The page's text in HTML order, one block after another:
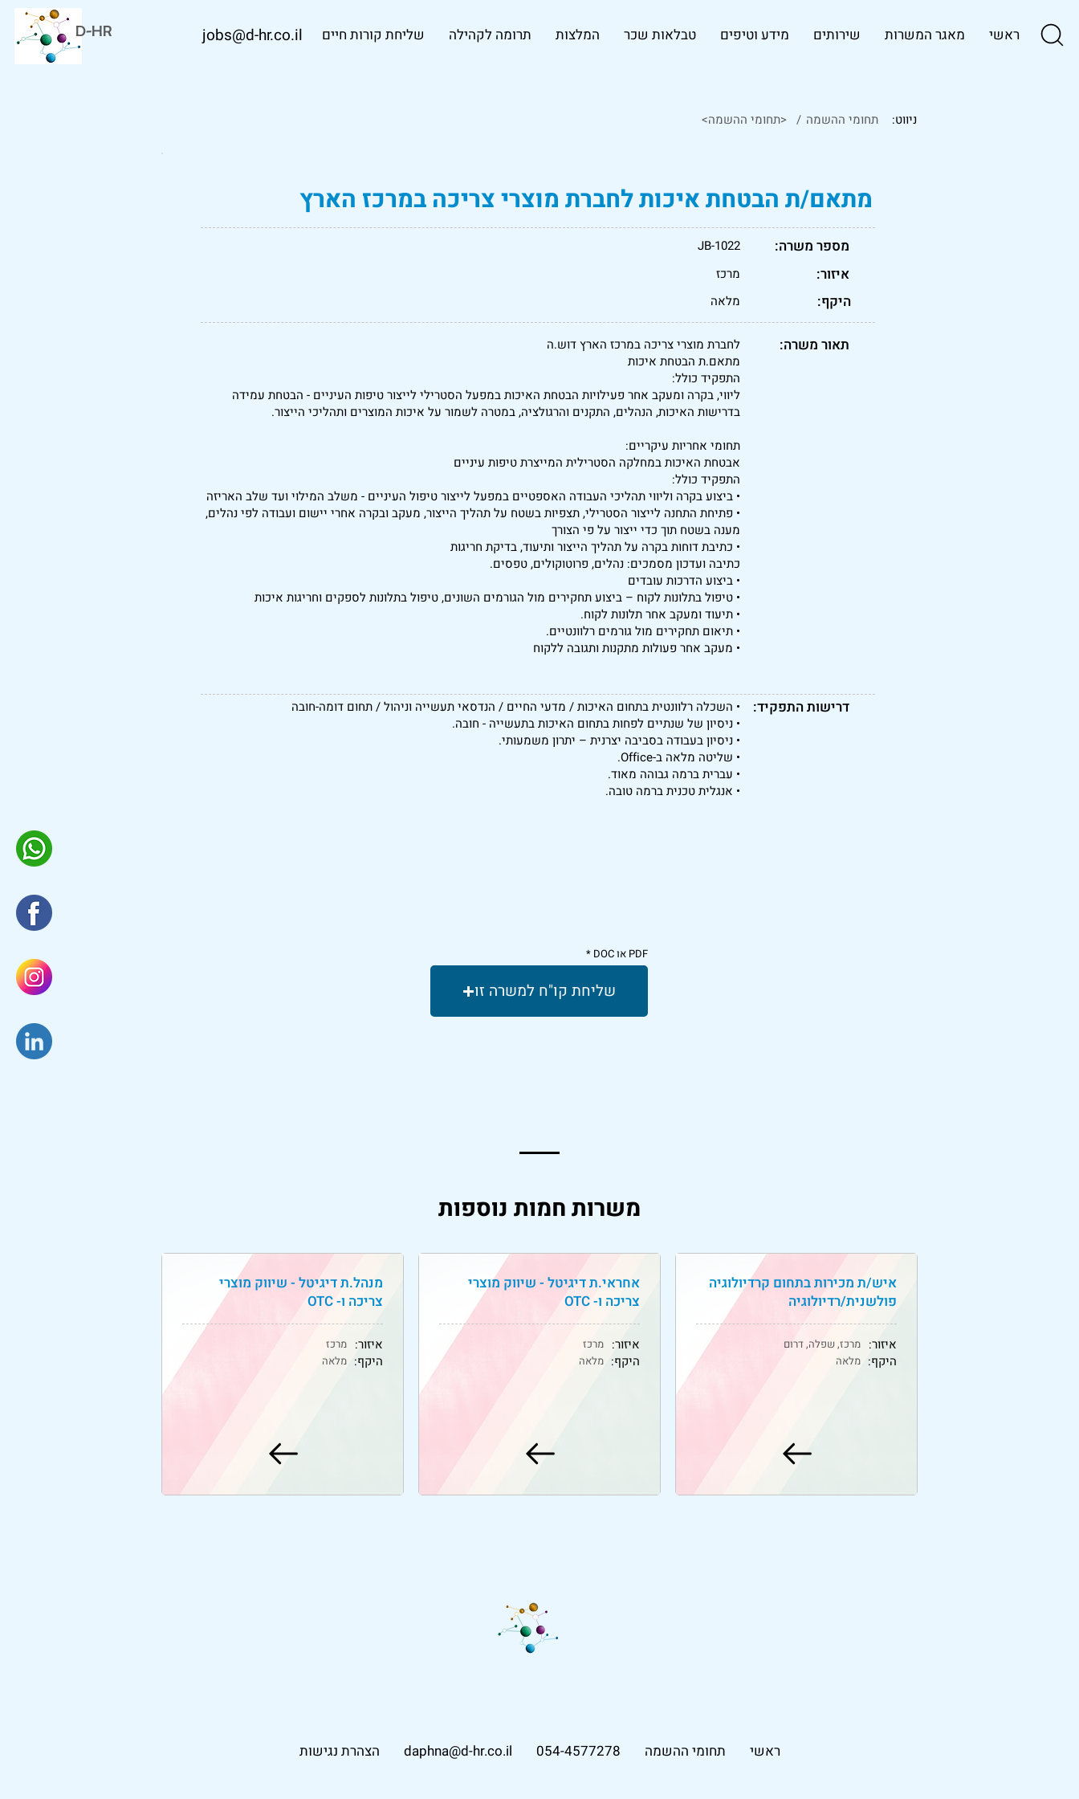
D-HR ראשי מאגר המשרות שירותים מידע וטיפים טבלאות שכר המלצות תרומה לקהילה שליחת קורות חיים jobs@d-hr.co.il
ניווט: / <תחומי ההשמה> תחומי ההשמה
מתאם/ת הבטחת איכות לחברת מוצרי צריכה במרכז הארץ
מספר משרה: JB-1022
איזור: מרכז
היקף: מלאה
תאור משרה:
לחברת מוצרי צריכה במרכז הארץ דוש.ה
מתאם.ת הבטחת איכות
התפקיד כולל:
ליווי, בקרה ומעקב אחר פעילויות הבטחת האיכות במפעל הסטרילי לייצור טיפות העיניים - הבטחת עמידה
בדרישות האיכות, הנהלים, התקנים והרגולציה, במטרה לשמור על איכות המוצרים ותהליכי הייצור.
תחומי אחריות עיקריים:
אבטחת האיכות במחלקה הסטרילית המייצרת טיפות עיניים
התפקיד כולל:
• ביצוע בקרה וליווי תהליכי העבודה האספטיים במפעל לייצור טיפול העיניים - משלב המילוי ועד שלב האריזה
• פתיחת התחנה לייצור הסטרילי, תצפיות בשטח על תהליך הייצור, מעקב ובקרה אחרי יישום ועבודה לפי נהלים,
מענה בשטח תוך כדי ייצור על פי הצורך
• כתיבת דוחות בקרה על תהליך הייצור ותיעוד, בדיקת חריגות
כתיבה ועדכון מסמכים: נהלים, פרוטוקולים, טפסים.
• ביצוע הדרכות עובדים
• טיפול בתלונות לקוח – ביצוע תחקירים מול הגורמים השונים, טיפול בתלונות לספקים וחריגות איכות
• תיעוד ומעקב אחר תלונות לקוח.
• תיאום תחקירים מול גורמים רלוונטיים.
• מעקב אחר פעולות מתקנות ותגובה ללקוח
דרישות התפקיד:
• השכלה רלוונטית בתחום האיכות / מדעי החיים / הנדסאי תעשייה וניהול / תחום דומה-חובה
• ניסיון של שנתיים לפחות בתחום האיכות בתעשייה - חובה.
• ניסיון בעבודה בסביבה יצרנית – יתרון משמעותי.
• שליטה מלאה ב-Office.
• עברית ברמה גבוהה מאוד.
• אנגלית טכנית ברמה טובה.
PDF או DOC
שליחת קו"ח למשרה זו
משרות חמות נוספות
איש/ת מכירות בתחום קרדיולוגיה
פולשנית/רדיולוגיה
איזור: מרכז, שפלה, דרום
היקף: מלאה
אחראי.ת דיגיטל - שיווק מוצרי
צריכה ו- OTC
איזור: מרכז
היקף: מלאה
מנהל.ת דיגיטל - שיווק מוצרי
צריכה ו- OTC
איזור: מרכז
היקף: מלאה
ראשי תחומי ההשמה 054-4577278
daphna@d-hr.co.il הצהרת נגישות